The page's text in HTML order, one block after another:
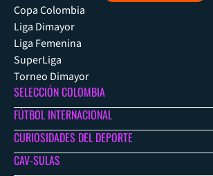
Copa Colombia
Liga Dimayor
Liga Femenina
SuperLiga
Torneo Dimayor
SELECCIÓN COLOMBIA
FÚTBOL INTERNACIONAL
CURIOSIDADES DEL DEPORTE
CAV-SULAS